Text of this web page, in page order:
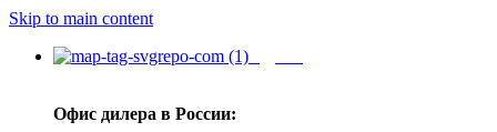
Skip to main content
Офис дилера в России: